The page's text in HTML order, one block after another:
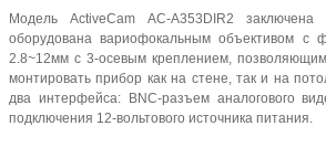
Модель ActiveCam AC-A353DIR2
оборудована вариофокальным объективом с
2.8~12мм с 3-осевым креплением, позволяющим
монтировать прибор как на стене, так и на
два интерфейса: BNC-разъем аналогового
подключения 12-вольтового источника питания.